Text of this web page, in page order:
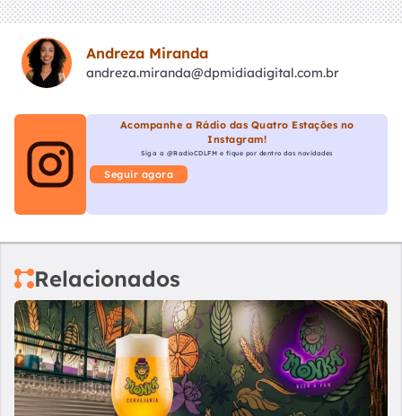
Andreza Miranda
andreza.miranda@dpmidiadigital.com.br
Acompanhe a Rádio das Quatro Estações no
Instagram!
Siga a @RadioCDLFM e fique por dentro das novidades
Seguir agora
Relacionados